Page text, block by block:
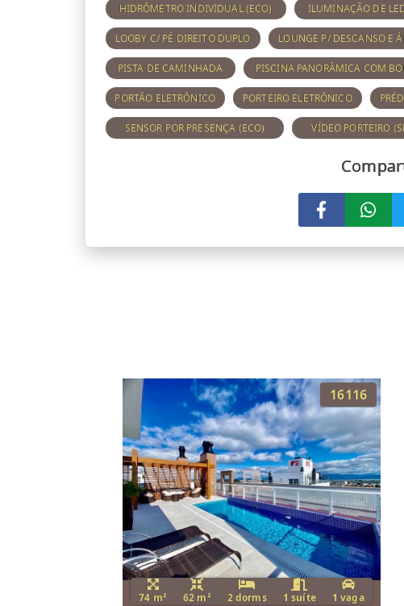
HIDRÔMETRO INDIVIDUAL (ECO) ILUMINAÇÃO DE
LOOBY C/ PÉ DIREITO DUPLO LOUNGE P/ DESCANSO E
PISTA DE CAMINHADA PISCINA PANORÂMICA COM
PORTÃO ELETRÔNICO PORTEIRO ELETRÔNICO
SENSOR POR PRESENÇA (ECO) VÍDEO PORTEIRO
16116
74 m² 62 m² 2 dorms 1 suíte 1 vaga